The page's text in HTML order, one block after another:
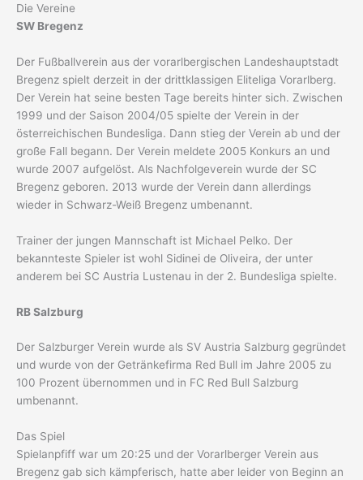
Die Vereine
SW Bregenz
Der Fußballverein aus der vorarlbergischen Landeshauptstadt
Bregenz spielt derzeit in der drittklassigen Eliteliga Vorarlberg.
Der Verein hat seine besten Tage bereits hinter sich. Zwischen
1999 und der Saison 2004/05 spielte der Verein in der
österreichischen Bundesliga. Dann stieg der Verein ab und der
große Fall begann. Der Verein meldete 2005 Konkurs an und
wurde 2007 aufgelöst. Als Nachfolgeverein wurde der SC
Bregenz geboren. 2013 wurde der Verein dann allerdings
wieder in Schwarz-Weiß Bregenz umbenannt.
Trainer der jungen Mannschaft ist Michael Pelko. Der
bekannteste Spieler ist wohl Sidinei de Oliveira, der unter
anderem bei SC Austria Lustenau in der 2. Bundesliga spielte.
RB Salzburg
Der Salzburger Verein wurde als SV Austria Salzburg gegründet
und wurde von der Getränkefirma Red Bull im Jahre 2005 zu
100 Prozent übernommen und in FC Red Bull Salzburg
umbenannt.
Das Spiel
Spielanpfiff war um 20:25 und der Vorarlberger Verein aus
Bregenz gab sich kämpferisch, hatte aber leider von Beginn an